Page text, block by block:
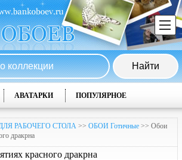
АВАТАРКИ ПОПУЛЯРНОЕ
РАБОЧЕГО СТОЛА >> ОБОИ Готичные >> Обои
дракрна
красного дракрна